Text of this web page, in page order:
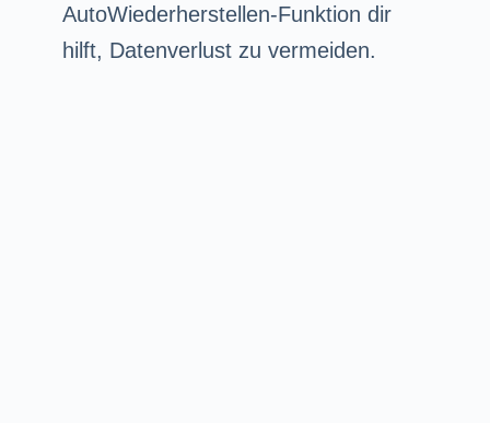
AutoWiederherstellen-Funktion dir
hilft, Datenverlust zu vermeiden.